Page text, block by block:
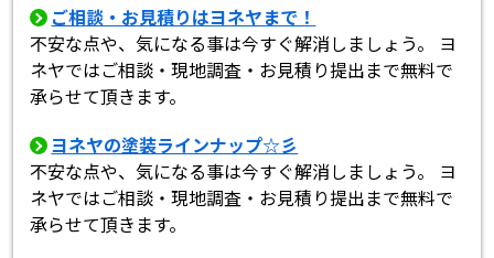
ご相談・お見積りはヨネヤまで！
不安な点や、気になる事は今すぐ解消しましょう。 ヨ
ネヤではご相談・現地調査・お見積り提出まで無料で
承らせて頂きます。
ヨネヤの塗装ラインナップ☆彡
不安な点や、気になる事は今すぐ解消しましょう。 ヨ
ネヤではご相談・現地調査・お見積り提出まで無料で
承らせて頂きます。